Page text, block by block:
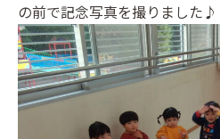
の前で記念写真を撮りました♪